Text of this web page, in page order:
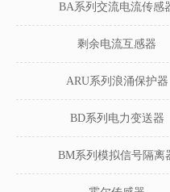
BA系列交流电流传感
剩余电流互感器
ARU系列浪涌保护器
BD系列电力变送器
BM系列模拟信号隔离